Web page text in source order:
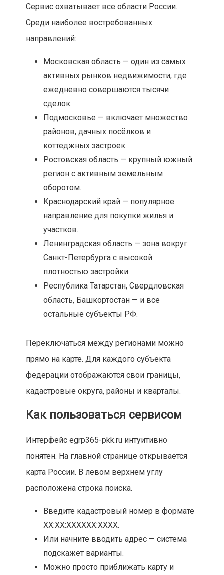
Сервис охватывает все области России.
Среди наиболее востребованных
направлений:
Московская область — один из самых
активных рынков недвижимости, где
ежедневно совершаются тысячи
сделок.
Подмосковье — включает множество
районов, дачных посёлков и
коттеджных застроек.
Ростовская область — крупный южный
регион с активным земельным
оборотом.
Краснодарский край — популярное
направление для покупки жилья и
участков.
Ленинградская область — зона вокруг
Санкт-Петербурга с высокой
плотностью застройки.
Республика Татарстан, Свердловская
область, Башкортостан — и все
остальные субъекты РФ.
Переключаться между регионами можно
прямо на карте. Для каждого субъекта
федерации отображаются свои границы,
кадастровые округа, районы и кварталы.
Как пользоваться сервисом
Интерфейс egrp365-pkk.ru интуитивно
понятен. На главной странице открывается
карта России. В левом верхнем углу
расположена строка поиска.
Введите кадастровый номер в формате
XX:XX:XXXXXX:XXXX.
Или начните вводить адрес — система
подскажет варианты.
Можно просто приближать карту и